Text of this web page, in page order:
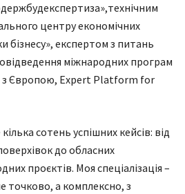
центру економічних
бізнесу», експертом з питань
міжнародних програм
з Європою, Expert Platform for
сотень успішних кейсів: від
до обласних
проєктів. Моя спеціалізація –
точково, а комплексно, з